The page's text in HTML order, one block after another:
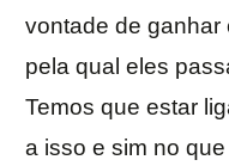
vontade de ganhar
pela qual eles
Temos que estar
a isso e sim no